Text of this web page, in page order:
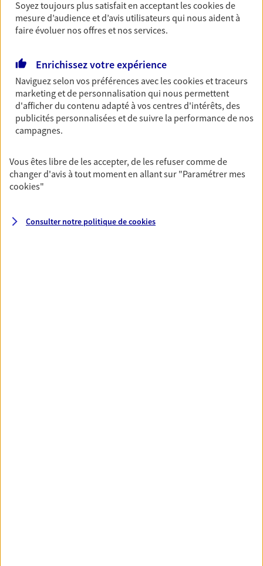
du monde… Épargnez à votre rythme et
simplement, selon votre profil.
Préparez sereinement ce nouveau chapitre de
votre vie avec les conseils d'un expert. Découvrez
notre solution PER (Plan Epargne Retraite)
spécialement conçue pour la retraite.
Couvrez vos dépenses de santé ainsi que celles de
votre famille avec la complémentaire santé qui
vous ressemble.
Prévoyance
Soyez toujours plus satisfait en acceptant lescookiesde
mesure d’audience et d’avis utilisateurs qui nous aident à
faire évoluer nos offres et nos services.
Enrichissez votre expérience
Naviguez selon vos préférences avec lescookies et traceurs
marketing et de personnalisation qui nous permettent
d'afficher du contenu adapté à vos centres d'intérêts, des
publicités personnalisées et de suivre la performance de nos
campagnes.
Vous êtes libre de les accepter, de les refuser comme de
changer d'avis à tout moment en allant sur "Paramétrer mes
cookies"
Consulter notre politique decookies